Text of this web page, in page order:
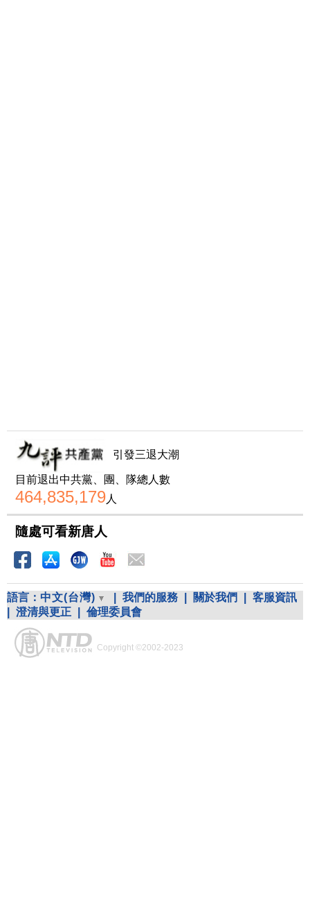
引發三退大潮
目前退出中共黨、團、隊總人數
464,835,179人
隨處可看新唐人
語言： 中文(台灣) 我們的服務 關於我們
客服資訊
澄清與更正 倫理委員會
Copyright ©2002-2023